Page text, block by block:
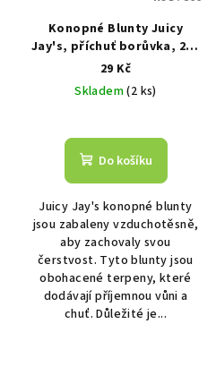
Konopné Blunty Juicy
Jay's, příchuť borůvka, 2ks
v balení
29 Kč
Skladem(2 ks)
Do košíku
Juicy Jay's konopné blunty
jsou zabaleny vzduchotěsně,
aby zachovaly svou
čerstvost. Tyto blunty jsou
obohacené terpeny, které
dodávají příjemnou vůni a
chuť. Důležité je...